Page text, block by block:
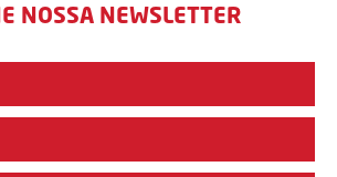
NOSSA NEWSLETTER